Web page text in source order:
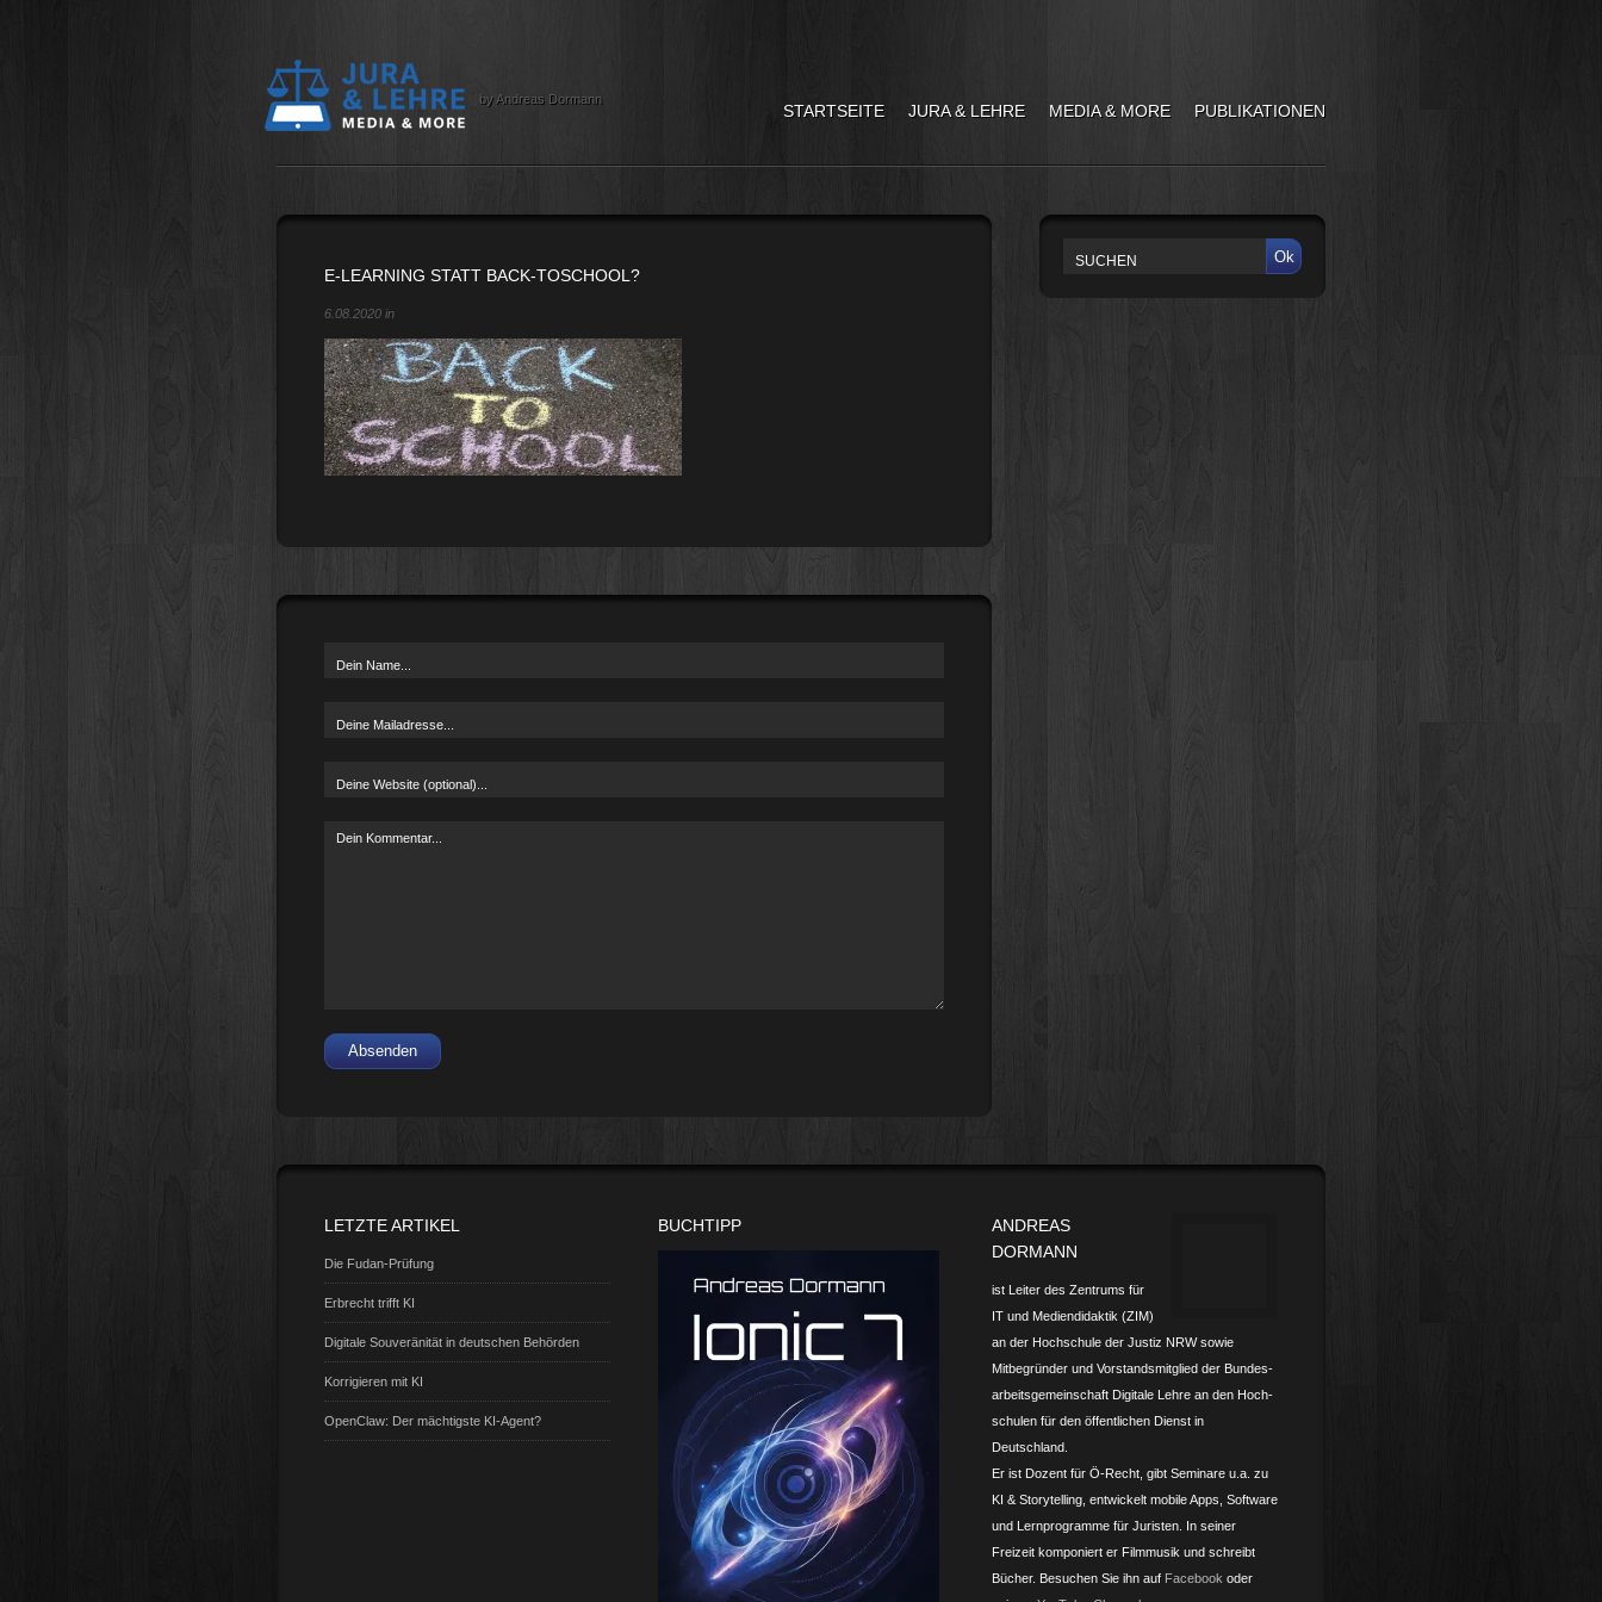
by Andreas Dormann
STARTSEITE JURA & LEHRE MEDIA & MORE PUBLIKATIONEN
E-LEARNING STATT BACK-TOSCHOOL?
6.08.2020 in
Absenden
Ok
LETZTE ARTIKEL
Die Fudan-Prüfung
Erbrecht trifft KI
Digitale Souveränität in deutschen Behörden
Korrigieren mit KI
OpenClaw: Der mächtigste KI-Agent?
BUCHTIPP
ANDREAS
DORMANN
ist Leiter des Zentrums für
IT und Medien­didaktik (ZIM)
an der Hochschule der Justiz NRW sowie
Mitbegründer und Vorstands­mitglied der Bundes­­
arbeits­gemeinschaft Digitale Lehre an den Hoch­­
schulen für den öffentlichen Dienst in
Deutschland.
Er ist Dozent für Ö-Recht, gibt Seminare u.a. zu
KI & Storytelling, entwickelt mobile Apps, Software
und Lern­programme für Juristen. In seiner
Freizeit komponiert er Filmmusik und schreibt
Bücher. Besuchen Sie ihn auf Facebook oder